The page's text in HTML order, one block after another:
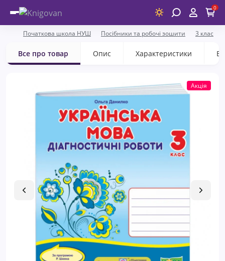
0
Початкова школа НУШ Посібники та робочі зошити 3 клас
Все про товар Опис Характеристики
Акція